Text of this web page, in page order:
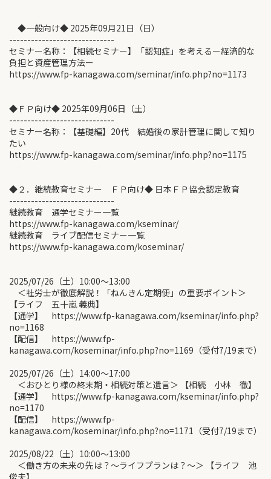
◆一般向け◆ 2025年09月21日（日）
-----------------------------
セミナー名称：【相続セミナー】「認知症」を考えるー経済的な
負担と資産管理方法ー
https://www.fp-kanagawa.com/seminar/info.php?no=1173
◆ＦＰ向け◆ 2025年09月06日（土）
-----------------------------
セミナー名称：【基礎編】20代 結婚後の家計管理に関して知り
たい
https://www.fp-kanagawa.com/seminar/info.php?no=1175
◆２．継続教育セミナー ＦＰ向け◆ 日本ＦＰ協会認定教育
-----------------------------
継続教育 通学セミナー一覧
https://www.fp-kanagawa.com/kseminar/
継続教育 ライブ配信セミナー一覧
https://www.fp-kanagawa.com/koseminar/
2025/07/26（土）10:00〜13:00
＜社労士が徹底解説！「ねんきん定期便」の重要ポイント＞
【ライフ 五十嵐 義典】
【通学】 https://www.fp-kanagawa.com/kseminar/info.php?
no=1168
【配信】 https://www.fp-
kanagawa.com/koseminar/info.php?no=1169（受付7/19まで）
2025/07/26（土）14:00〜17:00
＜おひとり様の終末期・相続対策と遺言＞ 【相続 小林 徹】
【通学】 https://www.fp-kanagawa.com/kseminar/info.php?
no=1170
【配信】 https://www.fp-
kanagawa.com/koseminar/info.php?no=1171（受付7/19まで）
2025/08/22（土）10:00〜13:00
＜働き方の未来の先は？～ライフプランは？～＞ 【ライフ 池
俊夫】